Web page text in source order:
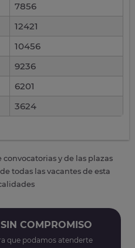
7856
12421
10456
9236
6201
3624
y de las plazas
todas las vacantes de esta
SIN COMPROMISO
que podamos atenderte